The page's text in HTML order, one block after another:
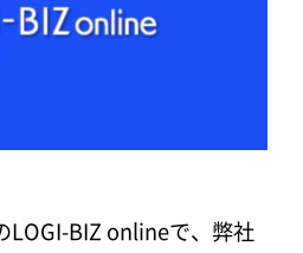
LOGI-BIZ onlineで、弊社